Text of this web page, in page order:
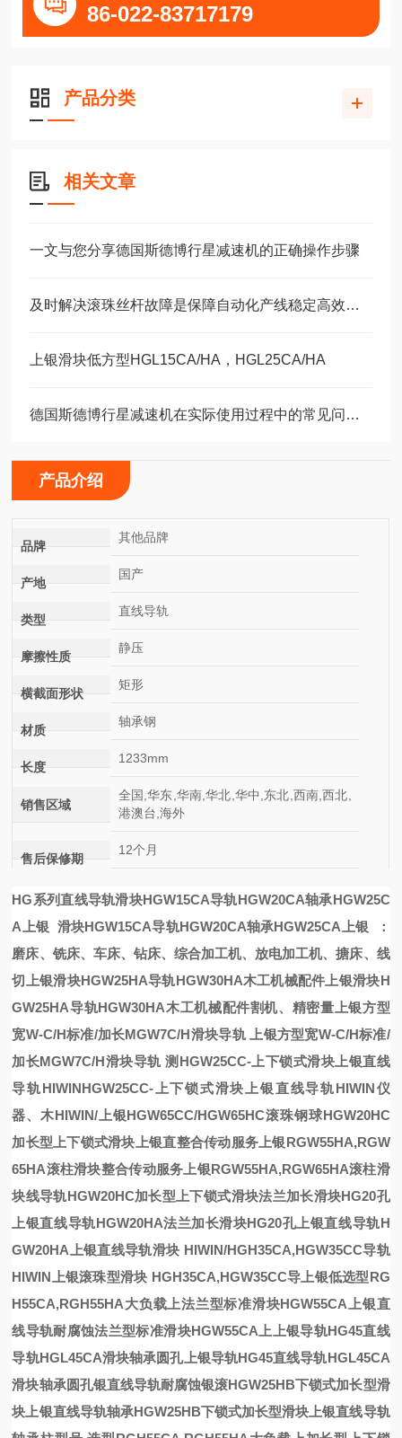
86-022-83717179
产品分类
相关文章
一文与您分享德国斯德博行星减速机的正确操作步骤
及时解决滚珠丝杆故障是保障自动化产线稳定高效的关键
上银滑块低方型HGL15CA/HA，HGL25CA/HA
德国斯德博行星减速机在实际使用过程中的常见问题相应解决方法分享
产品介绍
品牌
其他品牌
产地
国产
类型
直线导轨
摩擦性质
静压
横截面形状
矩形
材质
轴承钢
长度
1233mm
销售区域
全国,华东,华南,华北,华中,东北,西南,西北,
港澳台,海外
售后保修期
12个月
HG系列直线导轨滑块HGW15CA导轨HGW20CA轴承HGW25C
A上银 滑块HGW15CA导轨HGW20CA轴承HGW25CA上银 ：
磨床、铣床、车床、钻床、综合加工机、放电加工机、搪床、线
切 上银滑块HGW25HA导轨HGW30HA木工机械配件 上银滑块H
GW25HA导轨HGW30HA木工机械配件割机、精密量 上银方型
宽W-C/H标准/加长MGW7C/H滑块导轨
上银方型宽W-C/H标准/
加长MGW7C/H滑块导轨 测 HGW25CC-上下锁式滑块上银直线
导轨HIWINHGW25CC-上下锁式滑块上银直线导轨HIWIN仪
器、木HIWIN/上银HGW65CC/HGW65HC滚珠钢球HGW20HC
加长型上下锁式滑块上银直整合传动服务上银RGW55HA,RGW
65HA滚柱滑块整合传动服务上银RGW55HA,RGW65HA滚柱滑
块线导轨HGW20HC加长型上下锁式滑块法兰加长滑块HG20孔
上银直线导轨HGW20HA法兰加长滑块HG20孔上银直线导轨H
GW20HA 上银直线导轨滑块 HIWIN/HGH35CA,HGW35CC导轨
HIWIN上银滚珠型滑块 HGH35CA,HGW35CC导 上银低选型RG
H55CA,RGH55HA大负载上法兰型标准滑块HGW55CA上银直
线导轨耐腐蚀法兰型标准滑块HGW55CA上 上银导轨HG45直线
导轨HGL45CA滑块轴承圆孔上银导轨HG45直线导轨HGL45CA
滑块轴承圆孔银直线导轨耐腐蚀银滚HGW25HB下锁式加长型滑
块上银直线导轨轴承HGW25HB下锁式加长型滑块上银直线导轨